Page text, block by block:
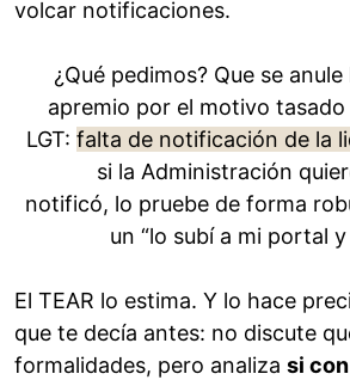
volcar notificaciones.
¿Qué pedimos? Que se
apremio por el motivo tasado
LGT: falta de notificación de la
si la Administración
notificó, lo pruebe de forma
un “lo subí a mi portal
El TEAR lo estima. Y lo hace
que te decía antes: no discute
formalidades, pero analiza si